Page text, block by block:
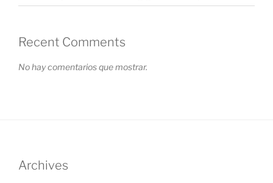
Recent Comments
No hay comentarios que mostrar.
Archives